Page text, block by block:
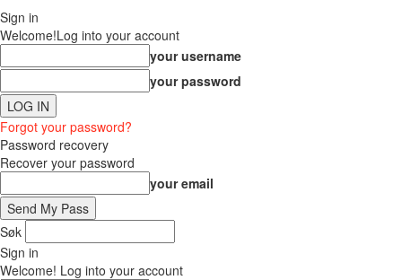
Sign in
Welcome!Log into your account
your username
your password
Forgot your password?
Password recovery
Recover your password
your email
Søk
Sign in
Welcome! Log into your account